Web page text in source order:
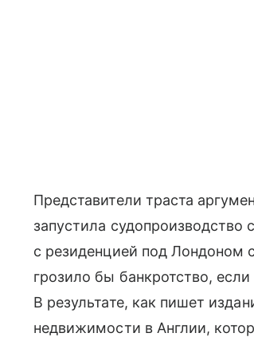
Представители траста
запустила
с резиденцией под Лондоном
грозило бы банкротство,
В результате, как пишет
недвижимости в Англии,